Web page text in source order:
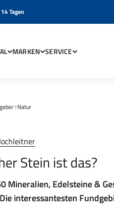
Tagen
MARKEN SERVICE
Natur
Stein ist das?
Mineralien, Edelsteine &
Die interessantesten